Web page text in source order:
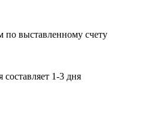
по выставленному счету
1-3 дня